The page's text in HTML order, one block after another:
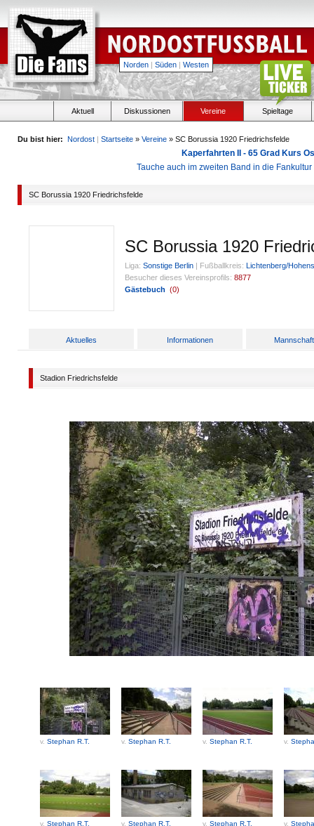
Norden | Süden | Westen
Aktuell Diskussionen Vereine Spieltage
Du bist hier: Nordost | Startseite » Vereine » SC Borussia 1920 Friedrichsfelde
Kaperfahrten II - 65 Grad Kurs
Tauche auch im zweiten Band in die
SC Borussia 1920 Friedrichsfelde
SC Borussia 1920
Liga: Sonstige Berlin | Fußballkreis: Lichtenberg/
Besucher dieses Vereinsprofils: 8877
Gästebuch (0)
Aktuelles Informationen
Stadion Friedrichsfelde
v. Stephan R.T. v. Stephan R.T. v. Stephan R.T. v.
v. Stephan R.T. v. Stephan R.T. v. Stephan R.T. v.